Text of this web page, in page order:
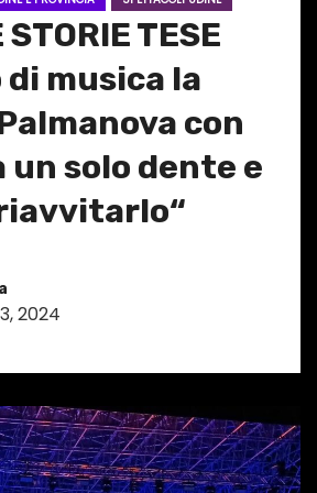
STORIE TESE
musica la
con
un solo dente e
2024